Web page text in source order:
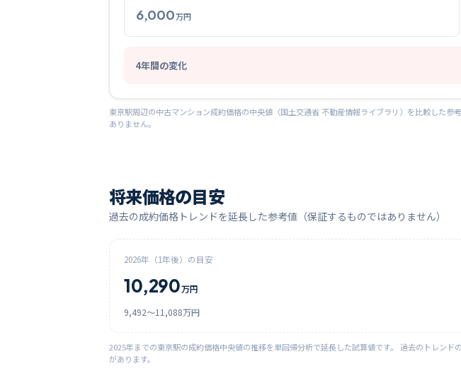
6,000万円
4年間の変化
東京駅周辺の中古マンション成約価格の中央値（国土交通省 不動産情報ライブラリ）を比較した
ありません。
将来価格の目安
過去の成約価格トレンドを延長した参考値（保証するものではありません）
2026年（1年後）の目安
10,290万円
9,492〜11,088万円
2025年までの東京駅の成約価格中央値の推移を単回帰分析で延長した試算値です。 過去のトレン
があります。